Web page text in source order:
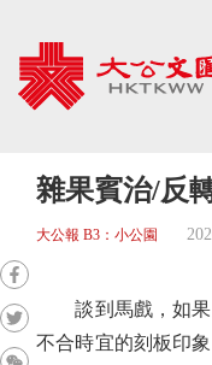
雜果賓治/反
大公報 B3：小公園
談到馬戲，如果
不合時宜的刻板印